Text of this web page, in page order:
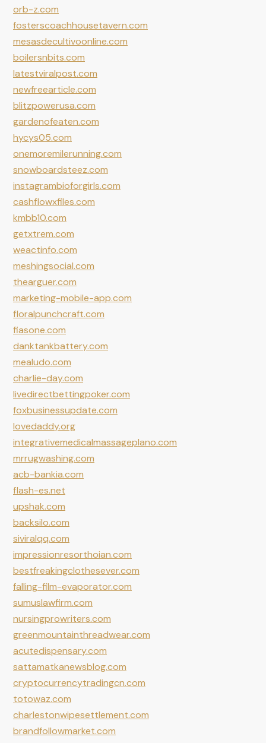
orb-z.com
fosterscoachhousetavern.com
mesasdecultivoonline.com
boilersnbits.com
latestviralpost.com
newfreearticle.com
blitzpowerusa.com
gardenofeaten.com
hycys05.com
onemoremilerunning.com
snowboardsteez.com
instagrambioforgirls.com
cashflowxfiles.com
kmbb10.com
getxtrem.com
weactinfo.com
meshingsocial.com
thearguer.com
marketing-mobile-app.com
floralpunchcraft.com
fiasone.com
danktankbattery.com
mealudo.com
charlie-day.com
livedirectbettingpoker.com
foxbusinessupdate.com
lovedaddy.org
integrativemedicalmassageplano.com
mrrugwashing.com
acb-bankia.com
flash-es.net
upshak.com
backsilo.com
siviralqq.com
impressionresorthoian.com
bestfreakingclothesever.com
falling-film-evaporator.com
sumuslawfirm.com
nursingprowriters.com
greenmountainthreadwear.com
acutedispensary.com
sattamatkanewsblog.com
cryptocurrencytradingcn.com
totowaz.com
charlestonwipesettlement.com
brandfollowmarket.com